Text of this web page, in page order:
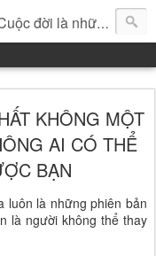
đời là những vòng quay!
KHÔNG MỘT
AI CÓ THỂ
BẠN
là người không thể thay